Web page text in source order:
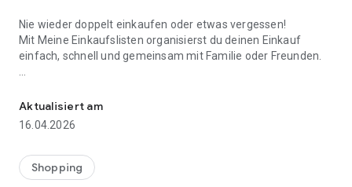
Nie wieder doppelt einkaufen oder etwas vergessen!
Mit Meine Einkaufslisten organisierst du deinen Einkauf
einfach, schnell und gemeinsam mit Familie oder Freunden.
👨‍👩‍👧 Gemeinsame Einkaufslisten in Echtzeit: Alle sehen
⚡ Superschnell & einfach: Liste in Sekunden erstellen und
sofort loslegen.
Aktualisiert am
16.04.2026
Shopping